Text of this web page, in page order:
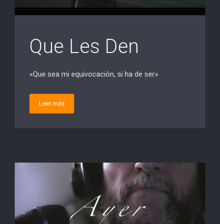
Que Les Den
«Que sea mi equivocación, si ha de ser»
Leer más